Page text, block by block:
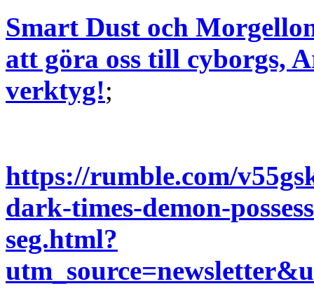
Smart Dust och
att göra oss till cyborgs,
verktyg!;
https://rumble.com/
dark-times-demon-
seg.html?